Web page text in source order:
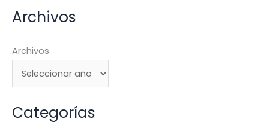
Archivos
Archivos
Categorías